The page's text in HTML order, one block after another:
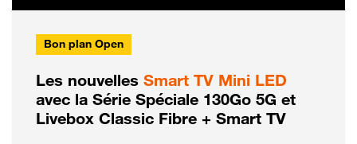
Bon plan Open
Les nouvelles Smart TV Mini LED
avec la Série Spéciale 130Go 5G et
Livebox Classic Fibre + Smart TV